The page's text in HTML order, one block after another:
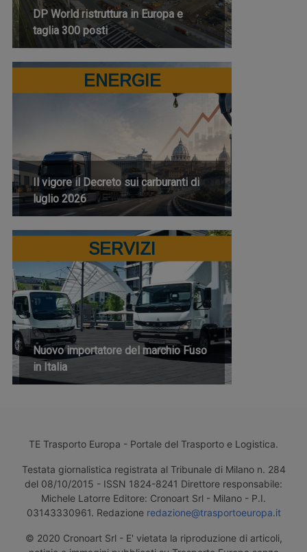
DP World ristruttura in Europa e
taglia 300 posti
ENERGIE
Il vigore il Decreto sui carburanti di
luglio 2026
SERVIZI
Nuovo importatore del marchio Fuso
in Italia
TE Trasporto Europa - Portale del Trasporto e Logistica.
Testata giornalistica registrata al Tribunale di Milano n. 284
del 08/10/2015 - ISSN 1824-8241 Direttore responsabile:
Michele Latorre Editore: Cronoart Srl - Milano - P.I.
03143330961. Redazione redazione@trasportoeuropa.it
© 2020 Cronoart Srl - E' vietata la riproduzione di articoli,